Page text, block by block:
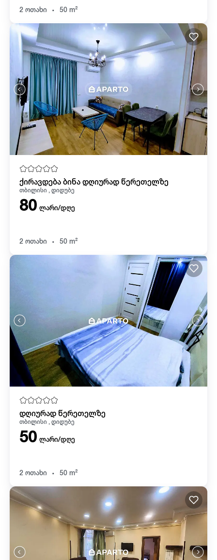
2 ოთახი . 50 m²
ქირავდება ბინა დღიურად წერეთელზე
თბილისი , დიდუბე
80 ლარი/დღე
2 ოთახი . 50 m²
დღიურად წერეთელზე
თბილისი , დიდუბე
50 ლარი/დღე
2 ოთახი . 50 m²